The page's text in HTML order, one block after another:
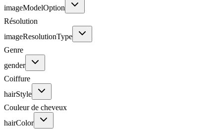
imageModelOption
Résolution
imageResolutionType
Genre
gender
Coiffure
hairStyle
Couleur de cheveux
hairColor